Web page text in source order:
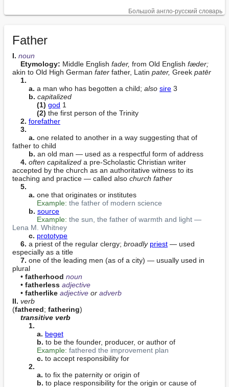
Большой англо-русский словарь
Father
I. noun
Etymology: Middle English fader, from Old English fæder;
akin to Old High German fater father, Latin pater, Greek patēr
1.
a. a man who has begotten a child; also sire 3
b. capitalized
(1) god 1
(2) the first person of the Trinity
2. forefather
3.
a. one related to another in a way suggesting that of
father to child
b. an old man — used as a respectful form of address
4. often capitalized a pre-Scholastic Christian writer
accepted by the church as an authoritative witness to its
teaching and practice — called also church father
5.
a. one that originates or institutes
Example: the father of modern science
b. source
Example: the sun, the father of warmth and light —
Lena M. Whitney
c. prototype
6. a priest of the regular clergy; broadly priest — used
especially as a title
7. one of the leading men (as of a city) — usually used in
plural
    •
fatherhood noun
    •
fatherless adjective
    •
fatherlike adjective or adverb
II. verb
(fathered; fathering)
transitive verb
1.
a. beget
b. to be the founder, producer, or author of
Example: fathered the improvement plan
c. to accept responsibility for
2.
a. to fix the paternity or origin of
b. to place responsibility for the origin or cause of